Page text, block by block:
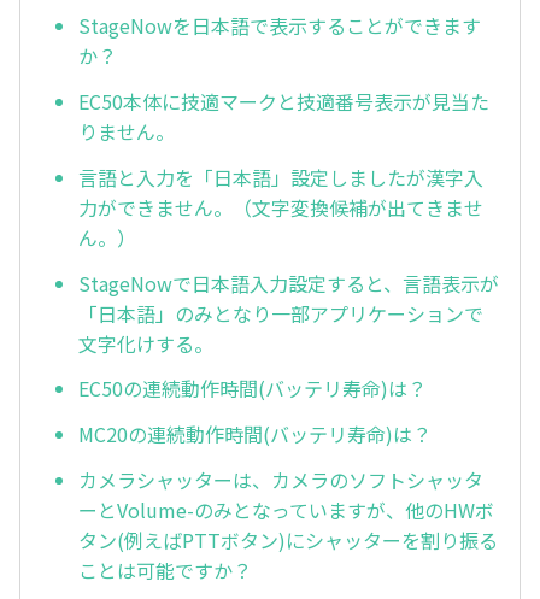
StageNowを日本語で表示することができます
か？
EC50本体に技適マークと技適番号表示が見当た
りません。
言語と入力を「日本語」設定しましたが漢字入
力ができません。（文字変換候補が出てきませ
ん。）
StageNowで日本語入力設定すると、言語表示が
「日本語」のみとなり一部アプリケーションで
文字化けする。
EC50の連続動作時間(バッテリ寿命)は？
MC20の連続動作時間(バッテリ寿命)は？
カメラシャッターは、カメラのソフトシャッタ
ーとVolume-のみとなっていますが、他のHWボ
タン(例えばPTTボタン)にシャッターを割り振る
ことは可能ですか？